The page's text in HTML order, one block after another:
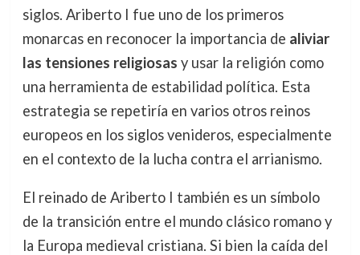
siglos. Ariberto I fue uno de los primeros
monarcas en reconocer la importancia de aliviar
las tensiones religiosas y usar la religión como
una herramienta de estabilidad política. Esta
estrategia se repetiría en varios otros reinos
europeos en los siglos venideros, especialmente
en el contexto de la lucha contra el arrianismo.
El reinado de Ariberto I también es un símbolo
de la transición entre el mundo clásico romano y
la Europa medieval cristiana. Si bien la caída del